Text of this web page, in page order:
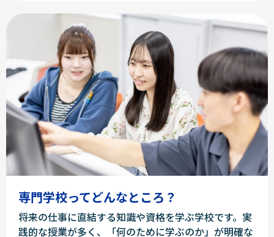
専門学校ってどんなところ？
将来の仕事に直結する知識や資格を学ぶ学校です。実
践的な授業が多く、「何のために学ぶのか」が明確な